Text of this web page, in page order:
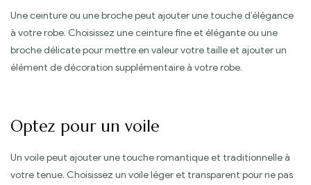
Une ceinture ou une broche peut ajouter une touche d’élégance
à votre robe. Choisissez une ceinture fine et élégante ou une
broche délicate pour mettre en valeur votre taille et ajouter un
élément de décoration supplémentaire à votre robe.
Optez pour un voile
Un voile peut ajouter une touche romantique et traditionnelle à
votre tenue. Choisissez un voile léger et transparent pour ne pas